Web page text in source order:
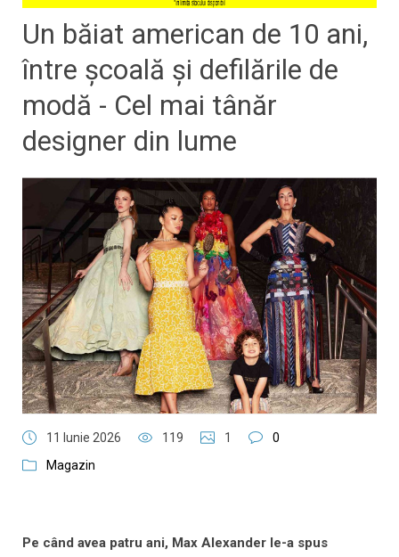
Un băiat american de 10 ani,
între școală și defilările de
modă - Cel mai tânăr
designer din lume
11 Iunie 2026 119 1
0
Magazin
Pe când avea patru ani, Max Alexander le-a spus